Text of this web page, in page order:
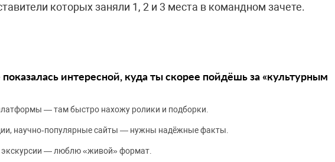
которых заняли 1, 2 и 3 места в командном зачете.
интересной, куда ты скорее пойдёшь за «культурным
— там быстро нахожу ролики и подборки.
научно‑популярные сайты — нужны надёжные факты.
экскурсии — люблю «живой» формат.